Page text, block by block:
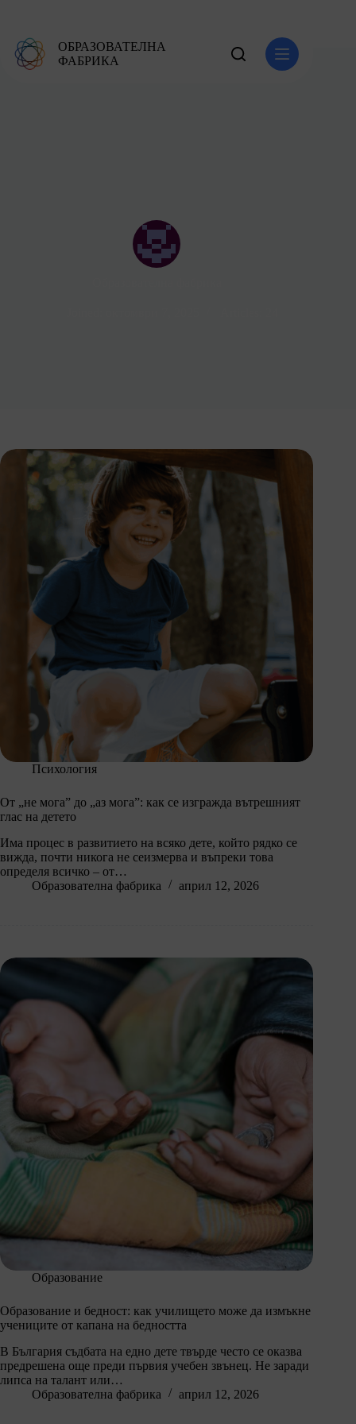
ОБРАЗОВАТЕЛНА
ФАБРИКА
Психология
От „не мога” до „аз мога”: как се изгражда вътрешният
глас на детето
Има процес в развитието на всяко дете, който рядко се
вижда, почти никога не сеизмерва и въпреки това
определя всичко – от…
Образователна фабрика
април 12, 2026
Образование
Образование и бедност: как училището може да измъкне
учениците от капана на бедността
В България съдбата на едно дете твърде често се оказва
предрешена още преди първия учебен звънец. Не заради
липса на талант или…
Образователна фабрика
април 12, 2026